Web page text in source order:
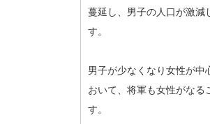
蔓延し、男子の人口が激減
す。
男子が少なくなり女性が中
おいて、将軍も女性がなる
す。